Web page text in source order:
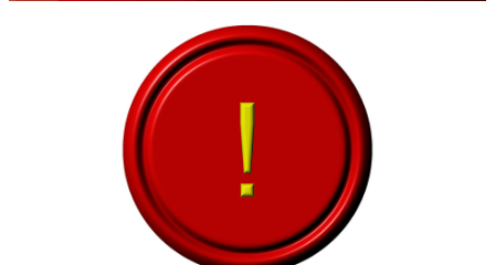
NOTÍCIAS AO MINUTO
ACONTECEU...VIROU MANCHETE!
BLOGS & COLUNAS